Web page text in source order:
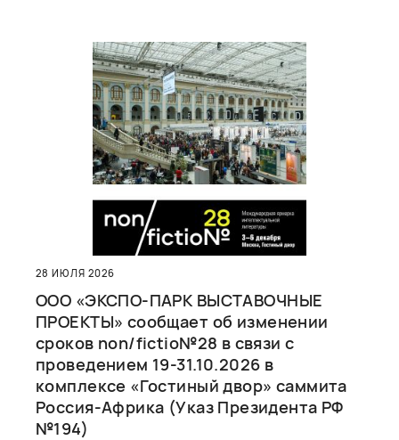
28 ИЮЛЯ 2026
ООО «ЭКСПО-ПАРК ВЫСТАВОЧНЫЕ
ПРОЕКТЫ» сообщает об изменении
сроков non/fictio№28 в связи с
проведением 19-31.10.2026 в
комплексе «Гостиный двор» саммита
Россия-Африка (Указ Президента РФ
№194)